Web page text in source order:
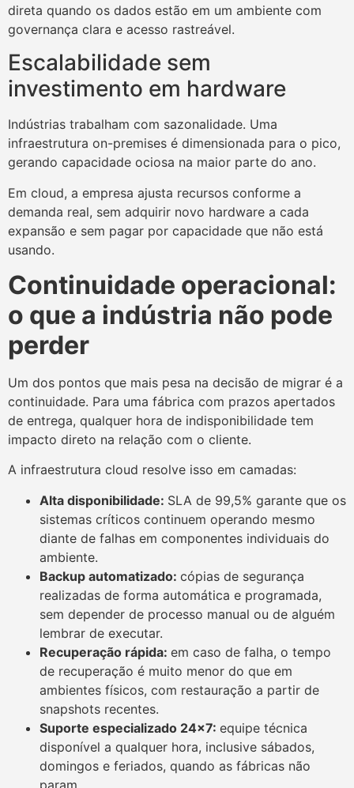
direta quando os dados estão em um ambiente com
governança clara e acesso rastreável.
Escalabilidade sem
investimento em hardware
Indústrias trabalham com sazonalidade. Uma
infraestrutura on-premises é dimensionada para o pico,
gerando capacidade ociosa na maior parte do ano.
Em cloud, a empresa ajusta recursos conforme a
demanda real, sem adquirir novo hardware a cada
expansão e sem pagar por capacidade que não está
usando.
Continuidade operacional:
o que a indústria não pode
perder
Um dos pontos que mais pesa na decisão de migrar é a
continuidade. Para uma fábrica com prazos apertados
de entrega, qualquer hora de indisponibilidade tem
impacto direto na relação com o cliente.
A infraestrutura cloud resolve isso em camadas:
Alta disponibilidade: SLA de 99,5% garante que os
sistemas críticos continuem operando mesmo
diante de falhas em componentes individuais do
ambiente.
Backup automatizado: cópias de segurança
realizadas de forma automática e programada,
sem depender de processo manual ou de alguém
lembrar de executar.
Recuperação rápida: em caso de falha, o tempo
de recuperação é muito menor do que em
ambientes físicos, com restauração a partir de
snapshots recentes.
Suporte especializado 24×7: equipe técnica
disponível a qualquer hora, inclusive sábados,
domingos e feriados, quando as fábricas não
param.